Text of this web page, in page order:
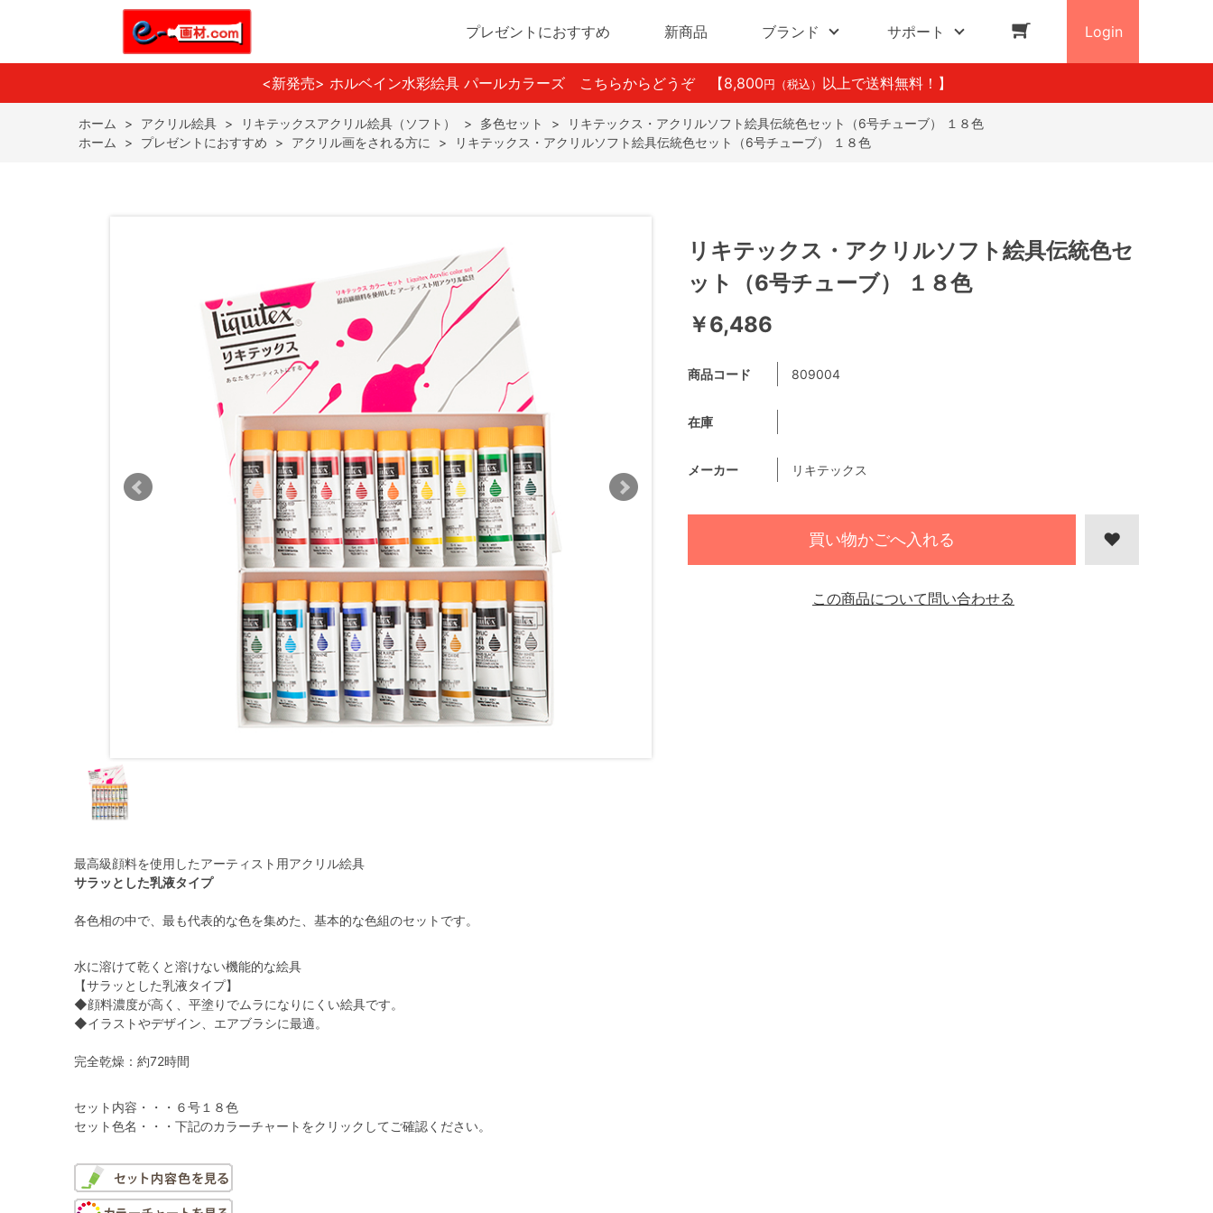
プレゼントにおすすめ 新商品 ブランド サポート Login
<新発売> ホルベイン水彩絵具 パールカラーズ こちらからどうぞ 【8,800 円（税込） 以上で送料無料！】
ホーム > アクリル絵具 > リキテックスアクリル絵具（ソフト） > 多色セット >
リキテックス・アクリルソフト絵具伝統色セット（6号チューブ） １８色
ホーム
> プレゼントにおすすめ > アクリル画をされる方に > リキテックス・アクリルソフト絵具伝統色セット（6号チューブ） １８色
最高級顔料を使用したアーティスト用アクリル絵具
サラッとした乳液タイプ
各色相の中で、最も代表的な色を集めた、基本的な色組のセットです。
水に溶けて乾くと溶けない機能的な絵具
【サラッとした乳液タイプ】
◆顔料濃度が高く、平塗りでムラになりにくい絵具です。
◆イラストやデザイン、エアブラシに最適。
完全乾燥：約72時間
セット内容・・・６号１８色
セット色名・・・下記のカラーチャートをクリックしてご確認ください。
リキテックス・アクリルソフト絵具伝統色セ
ット（6号チューブ） １８色
￥6,486
商品コード 809004
在庫
メーカー リキテックス
買い物かごへ入れる
この商品について問い合わせる